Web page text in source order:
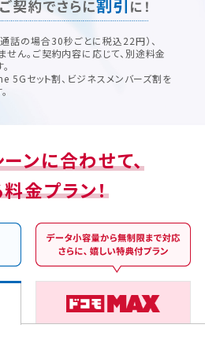
話の場合30秒ごとに税込22円）、
ん。ご契約内容に応じて、別途料金
5Gセット割、ビジネスメンバーズ割を
ンに合わせて、
金プラン！